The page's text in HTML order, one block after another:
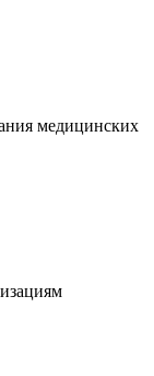
медицинских